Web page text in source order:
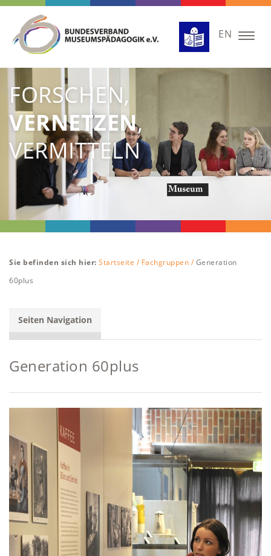
EN
FORSCHEN,
VERNETZEN,
VERMITTELN
Sie befinden sich hier: Startseite / Fachgruppen / Generation
60plus
Seiten Navigation
Generation 60plus